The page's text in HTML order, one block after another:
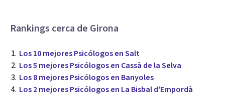
Rankings cerca de Girona
Los 10 mejores Psicólogos en Salt
Los 5 mejores Psicólogos en Cassà de la Selva
Los 8 mejores Psicólogos en Banyoles
Los 2 mejores Psicólogos en La Bisbal d'Empordà